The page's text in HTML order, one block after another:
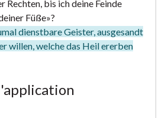
Rechten, bis ich deine Feinde
Füße»?
dienstbare Geister, ausgesandt
willen, welche das Heil ererben